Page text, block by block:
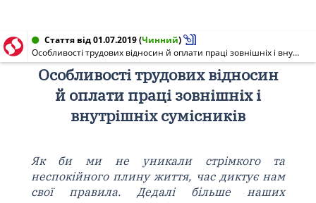
Стаття від 01.07.2019(Чинний)
Особливості трудових відносин й оплати праці зовнішніх і внутрішніх сумісників
Особливості трудових відносин
й оплати праці зовнішніх і
внутрішніх сумісників
Як би ми не уникали стрімкого та
неспокійного плину життя, час диктує нам
свої правила. Дедалі більше наших